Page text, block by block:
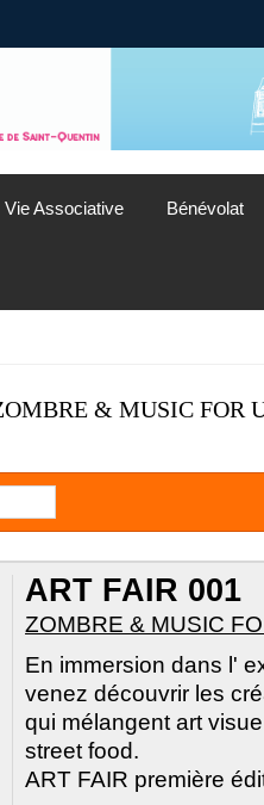
Vie Associative Bénévolat
& MUSIC FOR
ART FAIR 001
ZOMBRE & MUSIC
En immersion dans l'
venez découvrir les
qui mélangent art
street food.
ART FAIR première